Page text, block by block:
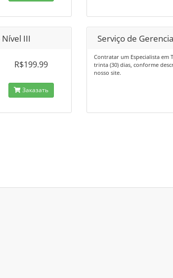
III
R$199.99
Заказать
Serviço de
Contratar um Especialista em
trinta (30) dias, conforme
nosso site.